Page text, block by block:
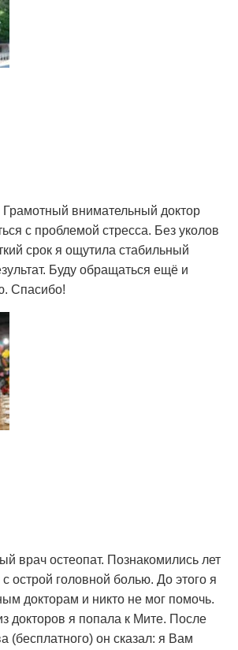
Грамотный внимательный доктор
с проблемой стресса. Без уколов
срок я ощутила стабильный
Буду обращаться ещё и
Спасибо!
врач остеопат. Познакомились лет
острой головной болью. До этого я
докторам и никто не мог помочь.
докторов я попала к Мите. После
(бесплатного) он сказал: я Вам